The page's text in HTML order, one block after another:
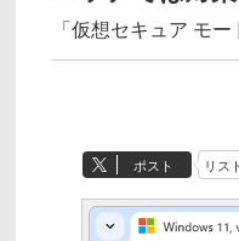
「仮想セキュア モ
ポスト リス